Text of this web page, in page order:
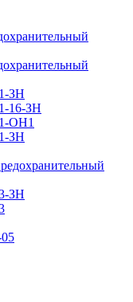
ЗН
16-ЗН
ОН1
ЗН
ЗН